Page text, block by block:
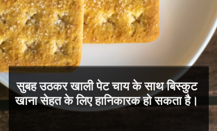
सुबह उठकर खाली पेट चाय के साथ बिस्कुट